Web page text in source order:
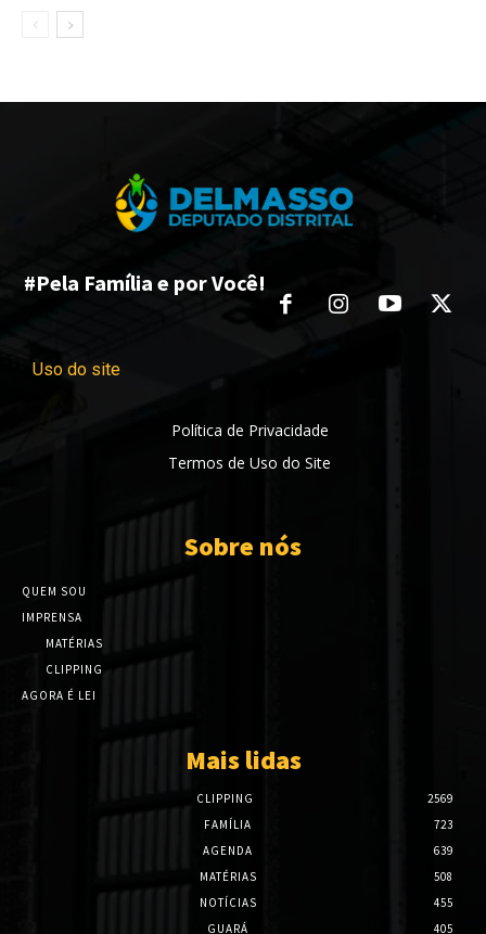
#Pela Família e por Você!
Uso do site
Política de Privacidade
Termos de Uso do Site
Sobre nós
QUEM SOU
IMPRENSA
MATÉRIAS
CLIPPING
AGORA É LEI
Mais lidas
CLIPPING
2569
FAMÍLIA
723
AGENDA
639
MATÉRIAS
508
NOTÍCIAS
455
GUARÁ
405